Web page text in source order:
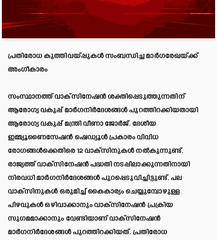
പ്രതിരോധ കുത്തിവയ്പ്പുകൾ സംബന്ധിച്ച മാർഗരേഖയ്ക്ക്
അംഗീകാരം
സംസ്ഥാനത്ത് വാക്സിനേഷൻ ശക്തിപ്പെടുത്തുന്നതിന്
ആരോഗ്യ വകുപ്പ് മാർഗനിർദേശങ്ങൾ പുറത്തിറക്കിയതായി
ആരോഗ്യ വകുപ്പ് മന്ത്രി വീണാ ജോർജ്. ദേശീയ
ഇമ്മ്യൂണൈസേഷൻ ഷെഡ്യൂൾ പ്രകാരം വിവിധ
രോഗങ്ങൾക്കെതിരെ 12 വാക്സിനുകൾ നൽകുന്നുണ്ട്.
രാജ്യത്ത് വാക്സിനേഷൻ പദ്ധതി നടപ്പിലാക്കുന്നതിനായി
നിരവധി മാർഗനിർദേശങ്ങൾ പുറപ്പെടുവിച്ചിട്ടുണ്ട്. പല
വാക്സിനുകൾ ഒരുമിച്ച് കൈകാര്യം ചെയ്യുമ്പോഴുള്ള
പിഴവുകൾ ഒഴിവാക്കാനും വാക്സിനേഷൻ പ്രക്രിയ
സുഗമമാക്കാനും വേണ്ടിയാണ് വാക്സിനേഷൻ
മാർഗനിർദേശങ്ങൾ പുറത്തിറക്കിയത്. പ്രതിരോധ